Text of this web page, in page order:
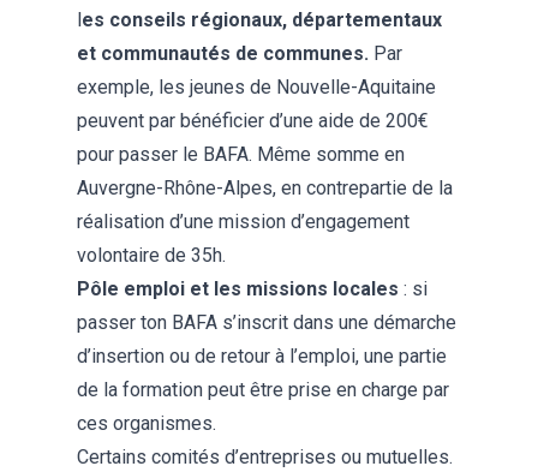
es conseils régionaux, départementaux
et communautés de communes. Par
exemple, les jeunes de Nouvelle-Aquitaine
peuvent par bénéficier d’une aide de 200€
pour passer le BAFA. Même somme en
Auvergne-Rhône-Alpes, en contrepartie de la
réalisation d’une mission d’engagement
volontaire de 35h.
Pôle emploi et les missions locales : si
passer ton BAFA s’inscrit dans une démarche
d’insertion ou de retour à l’emploi, une partie
de la formation peut être prise en charge par
ces organismes.
Certains comités d’entreprises ou mutuelles.